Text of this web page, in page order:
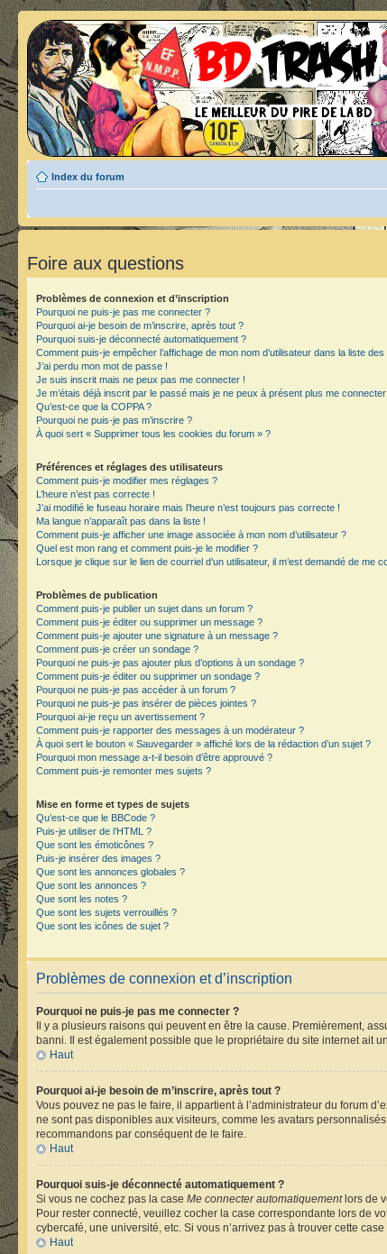
Index du forum
Foire aux questions
Problèmes de connexion et d’inscription
Pourquoi ne puis-je pas me connecter ?
Pourquoi ai-je besoin de m’inscrire, après tout ?
Pourquoi suis-je déconnecté automatiquement ?
Comment puis-je empêcher l’affichage de mon nom d’utilisateur dans la liste
J’ai perdu mon mot de passe !
Je suis inscrit mais ne peux pas me connecter !
Je m’étais déjà inscrit par le passé mais je ne peux à présent plus me connecter
Qu’est-ce que la COPPA ?
Pourquoi ne puis-je pas m’inscrire ?
À quoi sert « Supprimer tous les cookies du forum » ?
Préférences et réglages des utilisateurs
Comment puis-je modifier mes réglages ?
L’heure n’est pas correcte !
J’ai modifié le fuseau horaire mais l’heure n’est toujours pas correcte !
Ma langue n’apparaît pas dans la liste !
Comment puis-je afficher une image associée à mon nom d’utilisateur ?
Quel est mon rang et comment puis-je le modifier ?
Lorsque je clique sur le lien de courriel d’un utilisateur, il m’est demandé de me
Problèmes de publication
Comment puis-je publier un sujet dans un forum ?
Comment puis-je éditer ou supprimer un message ?
Comment puis-je ajouter une signature à un message ?
Comment puis-je créer un sondage ?
Pourquoi ne puis-je pas ajouter plus d’options à un sondage ?
Comment puis-je éditer ou supprimer un sondage ?
Pourquoi ne puis-je pas accéder à un forum ?
Pourquoi ne puis-je pas insérer de pièces jointes ?
Pourquoi ai-je reçu un avertissement ?
Comment puis-je rapporter des messages à un modérateur ?
À quoi sert le bouton « Sauvegarder » affiché lors de la rédaction d’un sujet ?
Pourquoi mon message a-t-il besoin d’être approuvé ?
Comment puis-je remonter mes sujets ?
Mise en forme et types de sujets
Qu’est-ce que le BBCode ?
Puis-je utiliser de l’HTML ?
Que sont les émoticônes ?
Puis-je insérer des images ?
Que sont les annonces globales ?
Que sont les annonces ?
Que sont les notes ?
Que sont les sujets verrouillés ?
Que sont les icônes de sujet ?
Problèmes de connexion et d’inscription
Pourquoi ne puis-je pas me connecter ?
Il y a plusieurs raisons qui peuvent en être la cause. Premièrement,
banni. Il est également possible que le propriétaire du site internet ait
Haut
Pourquoi ai-je besoin de m’inscrire, après tout ?
Vous pouvez ne pas le faire, il appartient à l’administrateur du forum
ne sont pas disponibles aux visiteurs, comme les avatars
recommandons par conséquent de le faire.
Haut
Pourquoi suis-je déconnecté automatiquement ?
Si vous ne cochez pas la case Me connecter automatiquementlors de
Pour rester connecté, veuillez cocher la case correspondante lors de
cybercafé, une université, etc. Si vous n’arrivez pas à trouver cette
Haut